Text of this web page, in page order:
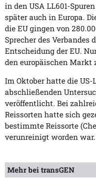
in den USA LL601-
später auch in Europa.
die EU gingen von
Sprecher des Verbandes
Entscheidung der EU.
den europäischen Markt
Im Oktober hatte die
abschließenden
veröffentlicht. Bei
Reissorten hatte sich
bestimmte Reissorte
verunreinigt worden war.
Mehr bei transGEN